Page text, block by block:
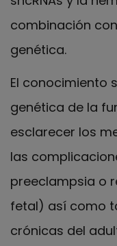
combinación
genética.
El conocimiento
genética de la
esclarecer los
las
preeclampsia o
fetal) así como
crónicas del